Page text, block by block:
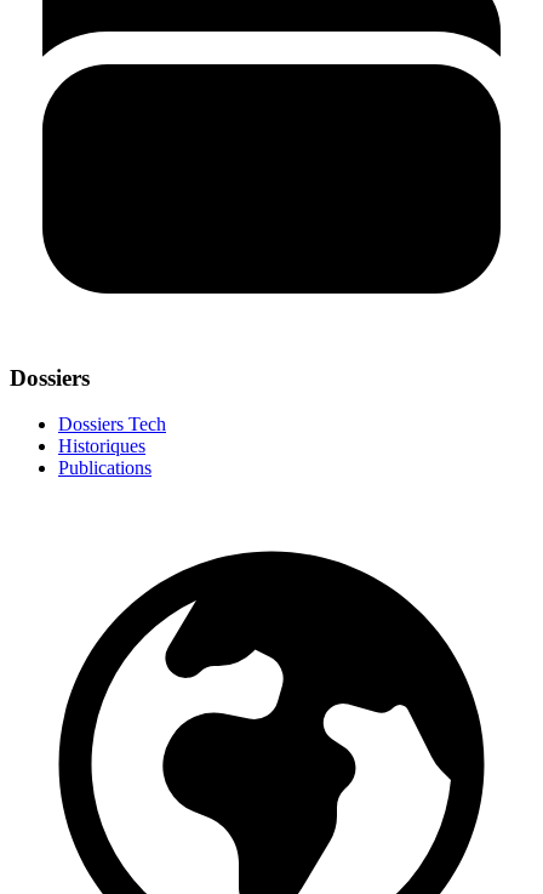
Dossiers
Dossiers Tech
Historiques
Publications